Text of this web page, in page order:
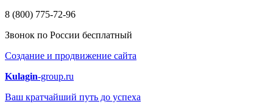
8 (800) 775-72-96
Звонок по России бесплатный
Создание и продвижение сайта
Kulagin-group.ru
Ваш кратчайший путь до успеха